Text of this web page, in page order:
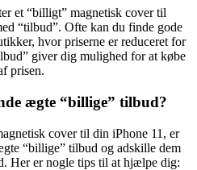
et “billigt” magnetisk cover til
“tilbud”. Ofte kan du finde gode
hvor priserne er reduceret for
giver dig mulighed for at købe
prisen.
ægte “billige” tilbud?
cover til din iPhone 11, er
“billige” tilbud og adskille dem
Her er nogle tips til at hjælpe dig: